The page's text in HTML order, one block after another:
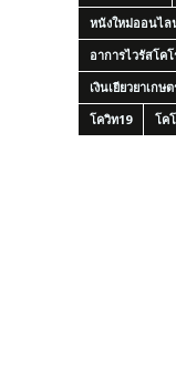
หนังใหม่ออนไล
อาการไวรัสโค
เงินเยียวยาเกษ
โควิท19
โค